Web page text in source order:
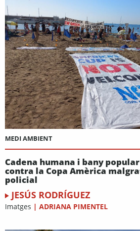
MEDI AMBIENT
Cadena humana i bany
contra la Copa Amèrica
policial
JESÚS RODRÍGUEZ
Imatges | ADRIANA PIMENTEL